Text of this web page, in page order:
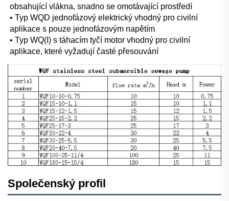
obsahující vlákna, snadno se omotávající prostředí
• Typ WQD jednofázový elektrický vhodný pro civilní
aplikace s pouze jednofázovým napětím
• Typ WQ(I) s táhacím tyčí motor vhodný pro civilní
aplikace, které vyžadují časté přesouvání
Společenský profil